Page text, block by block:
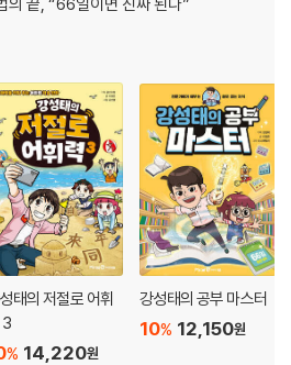
태의 저절로 어휘
3
14,220원
%
강성태의 공부 마스터
12,150원
10%